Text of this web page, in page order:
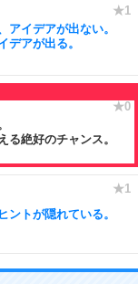
アイデアが出ない。
デアが出る。
る絶好のチャンス。
ントが隠れている。